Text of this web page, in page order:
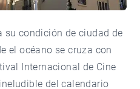
su condición de ciudad de
el océano se cruza con
Internacional de Cine
del calendario